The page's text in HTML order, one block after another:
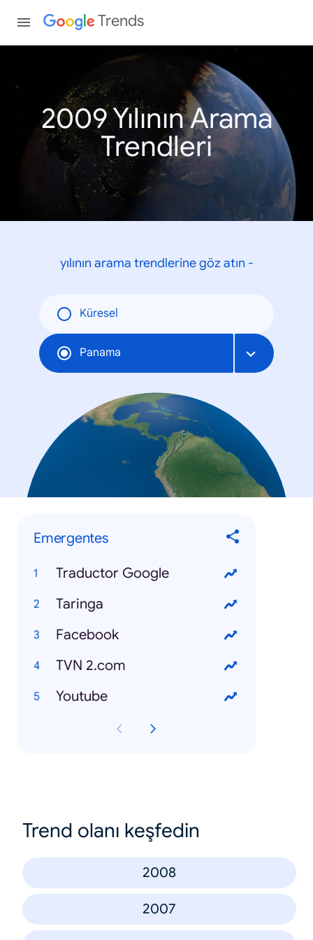
Trends
2009 Yılının Arama
Trendleri
yılının arama trendlerine göz atın -
Küresel
Panama
Emergentes
Traductor Google
Taringa
Facebook
TVN 2.com
Youtube
Trend olanı keşfedin
2008
2007